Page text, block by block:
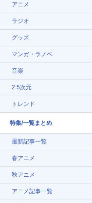
アニメ
ラジオ
グッズ
マンガ・ラノベ
音楽
2.5次元
トレンド
特集/一覧まとめ
最新記事一覧
春アニメ
秋アニメ
アニメ記事一覧